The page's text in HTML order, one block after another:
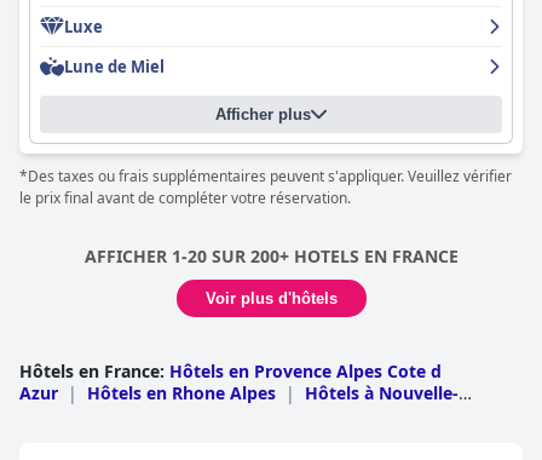
Bastideest absolument superbe et la piscine est l'une des
meilleures au monde, offrant suffisamment d'espace pour que
les clients puissent faire des longueurs. Le personnel, à tous les
niveaux, s'est comporté avec grâce et humilité tout au long du
séjour des clients, rendant leur expérience vraiment luxueuse.
Dans l'ensemble, les clients recommandent vivement cet hôtel
exceptionnel au centre de Gordes pour ceux qui recherchent
une véritable expérience du luxe provençal.
Luxe
Lune de Miel
Afficher plus
*Des taxes ou frais supplémentaires peuvent s'appliquer. Veuillez vérifier
le prix final avant de compléter votre réservation.
AFFICHER 1-20 SUR 200+ HOTELS EN FRANCE
Voir plus d'hôtels
Hôtels en France: Hôtels en Provence Alpes Cote d
Azur | Hôtels en Rhone Alpes |
Hôtels à Nouvelle-